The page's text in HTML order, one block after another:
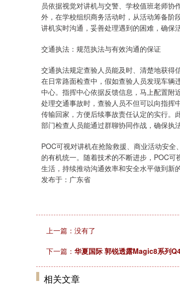
员依据视觉对讲机与交警、学校值班老师
外，在学校组织商务活动时，从活动筹备阶
讲机实时沟通，妥善处理遇到的困难，确保
交通执法：规范执法与有效沟通的保证
交通执法规定查验人员能及时、清楚地获得
在日常路面检查中，假如查验人员发现车辆
中心。指挥中心依据反馈信息，马上配置附
处理交通事故时，查验人员不但可以向指挥
传输回家，方便后续事故责任认定的实行。
部门检查人员能通过群聊协同作战，确保执
POC可视对讲机在抢险救援、商业活动安
的有机统一。随着技术的不断进步，POC
生活，持续推动沟通效率和安全水平做到新
发布于：广东省
上一篇：没有了
下一篇： 华夏国际 郭锐透露Magic8系列
相关文章